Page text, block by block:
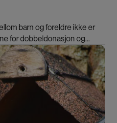
barn og foreldre ikke er
for dobbeldonasjon og
Andersen Oftestad.